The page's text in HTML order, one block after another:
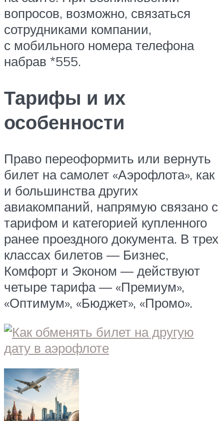
вопросов, возможно, связаться
сотрудниками компании,
с мобильного номера телефона
набрав *555.
Тарифы и их
особенности
Право переоформить или вернуть
билет на самолет «Аэрофлота», как
и большинства других
авиакомпаний, напрямую связано с
тарифом и категорией купленного
ранее проездного документа. В трех
классах билетов — Бизнес,
Комфорт и Эконом — действуют
четыре тарифа — «Премиум»,
«Оптимум», «Бюджет», «Промо».